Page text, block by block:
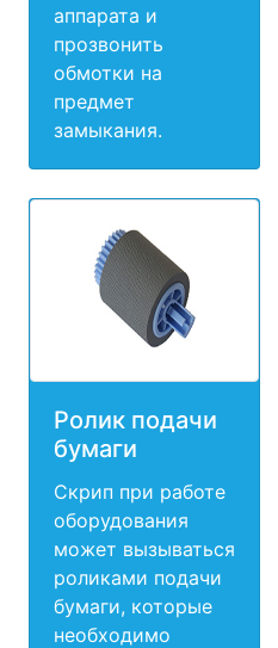
аппарата и
прозвонить
обмотки на
предмет
замыкания.
Ролик подачи
бумаги
Скрип при работе
оборудования
может вызываться
роликами подачи
бумаги, которые
необходимо